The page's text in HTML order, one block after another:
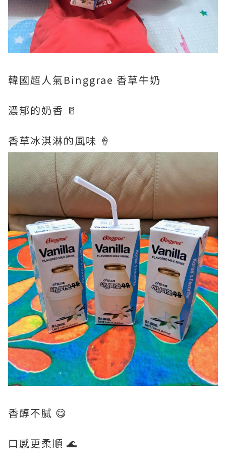
韓國超人氣Binggrae 香草牛奶
濃郁的奶香 🥛
香草冰淇淋的風味 🍦
香醇不膩 😋
口感更柔順 🌊